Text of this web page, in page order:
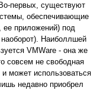
первых, существуют
обеспечивающие
ее приложений) под
Наиболлшей
VMWare - она же
совсем не свободная
может использоваться
недавно приобрел